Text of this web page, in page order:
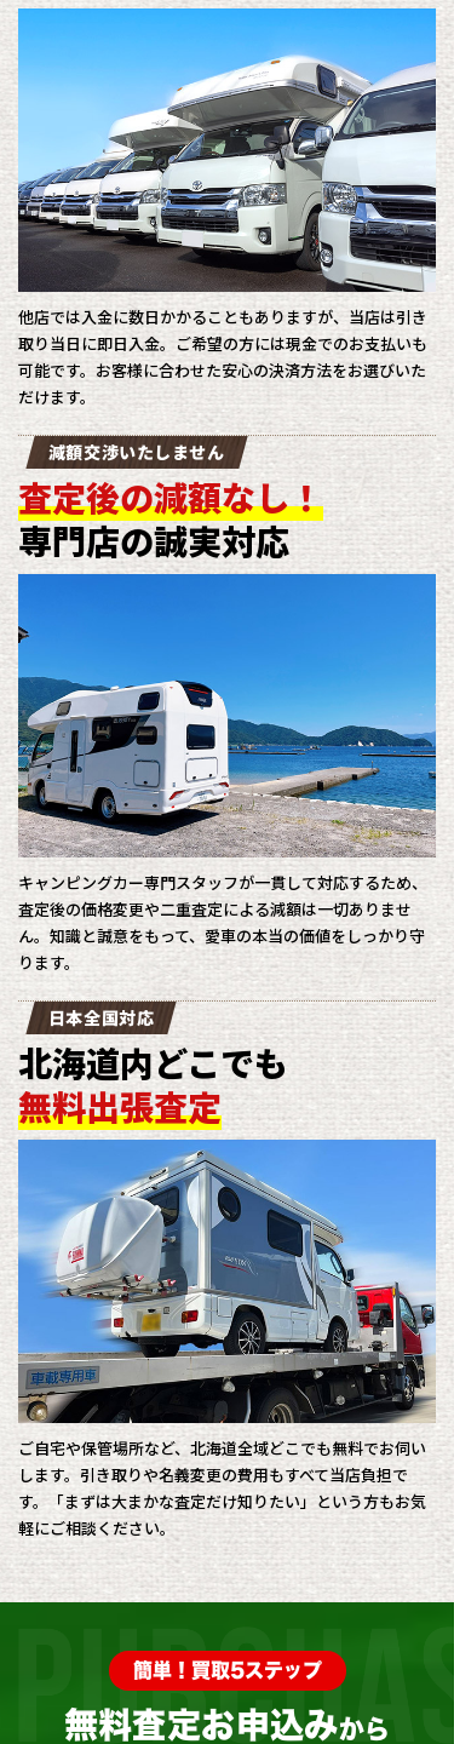
他店では入金に数日かかることもありますが、当店は引き
取り当日に即日入金。ご希望の方には現金でのお支払いも
可能です。お客様に合わせた安心の決済方法をお選びいた
だけます。
減額交渉いたしません
査定後の減額なし！
専門店の誠実対応
キャンピングカー専門スタッフが一貫して対応するため、
査定後の価格変更や二重査定による減額は一切ありませ
ん。知識と誠意をもって、愛車の本当の価値をしっかり守
ります。
日本全国対応
北海道内どこでも
無料出張査定
ご自宅や保管場所など、北海道全域どこでも無料でお伺い
します。引き取りや名義変更の費用もすべて当店負担で
す。「まずは大まかな査定だけ知りたい」という方もお気
軽にご相談ください。
簡単！買取5ステップ
無料査定お申込みから